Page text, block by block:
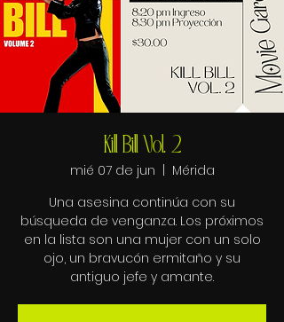
Kill Bill Vol. 2
mié 07 de jun
Mérida
Una asesina continúa con su
búsqueda de venganza. Los próximos
en la lista son una mujer con un solo
ojo, un bravucón ermitaño y su
antiguo jefe y amante.